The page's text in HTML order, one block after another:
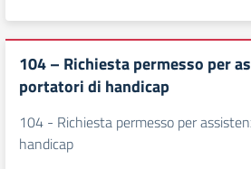
104 – Richiesta permesso per
portatori di handicap
104 - Richiesta permesso per
handicap